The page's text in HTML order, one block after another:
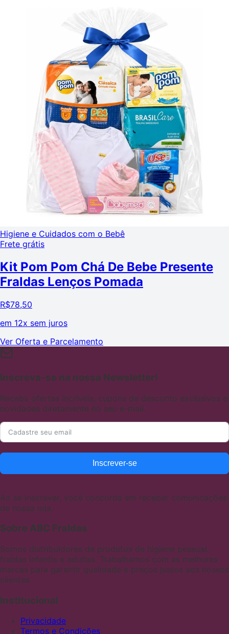
Higiene e Cuidados com o Bebê
Frete grátis
Kit Pom Pom Chá De Bebe Presente
Fraldas Lenços Pomada
R$78,50
em 12x sem juros
Ver Oferta e Parcelamento
Inscreva-se na nossa Newsletter!
Receba ofertas incríveis, cupons de desconto exclusivos e
novidades diretamente no seu e-mail.
Inscrever-se
Ao se inscrever, você concorda em receber comunicações
de nossa loja.
Sobre ABC Fraldas
Somos distribuidores de produtos de higiene pessoal,
fraldas infantis e adultas. Trabalhamos com as melhores
marcas para garantir qualidade e preços justos aos nossos
clientes
Institucional
Privacidade
Termos e Condições